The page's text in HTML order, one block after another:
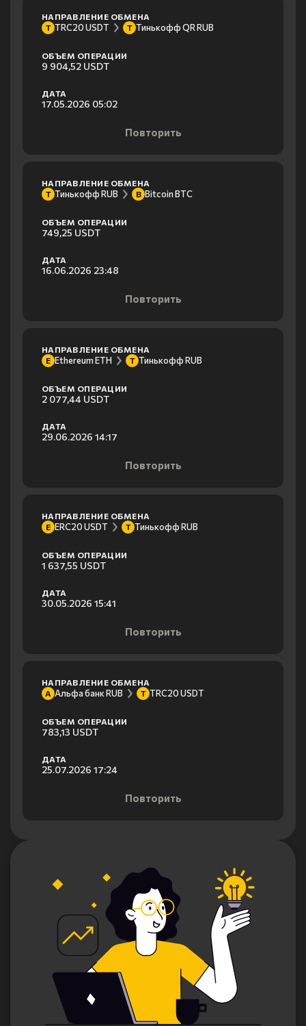
НАПРАВЛЕНИЕ ОБМЕНА
T TRC20 USDT Т Тинькофф QR RUB
ОБЪЕМ ОПЕРАЦИИ
9 904,52 USDT
ДАТА
17.05.2026 05:02
Повторить
НАПРАВЛЕНИЕ ОБМЕНА
Т Тинькофф RUB B Bitcoin BTC
ОБЪЕМ ОПЕРАЦИИ
749,25 USDT
ДАТА
16.06.2026 23:48
Повторить
НАПРАВЛЕНИЕ ОБМЕНА
E Ethereum ETH Т Тинькофф RUB
ОБЪЕМ ОПЕРАЦИИ
2 077,44 USDT
ДАТА
29.06.2026 14:17
Повторить
НАПРАВЛЕНИЕ ОБМЕНА
E ERC20 USDT Т Тинькофф RUB
ОБЪЕМ ОПЕРАЦИИ
1 637,55 USDT
ДАТА
30.05.2026 15:41
Повторить
НАПРАВЛЕНИЕ ОБМЕНА
А Альфа банк RUB T TRC20 USDT
ОБЪЕМ ОПЕРАЦИИ
783,13 USDT
ДАТА
25.07.2026 17:24
Повторить